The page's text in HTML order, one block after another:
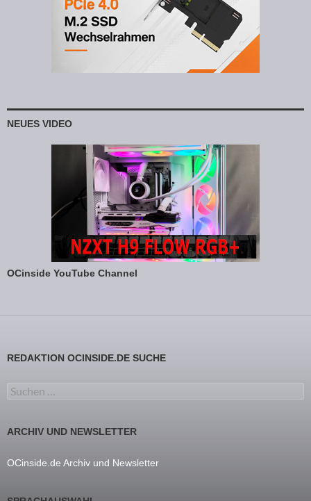
NEUES VIDEO
OCinside YouTube Channel
REDAKTION OCINSIDE.DE SUCHE
Suchen nach:
ARCHIV UND NEWSLETTER
OCinside.de Archiv und Newsletter